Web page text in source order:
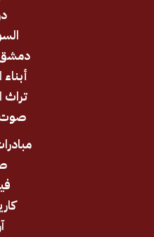
دمشق وريفها
أبناء الجولان
تراث الجولان
صوت الناس
مبادرات مدنية